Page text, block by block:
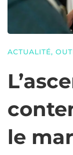
ACTUALITÉ,
le